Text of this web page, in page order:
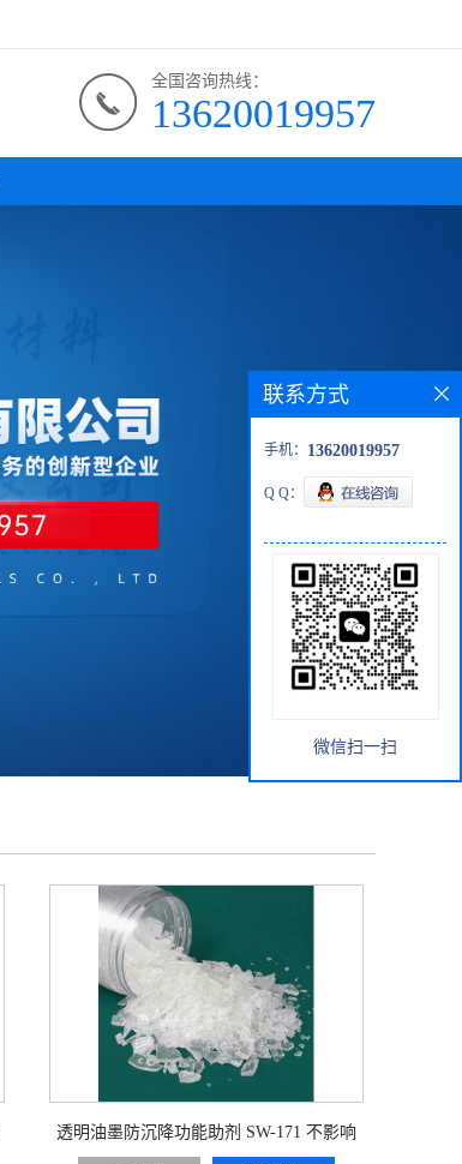
全国咨询热线：
13620019957
透明油墨防沉降功能助剂 SW-171 不影响
联系方式
手机： 13620019957
Q Q：
微信扫一扫